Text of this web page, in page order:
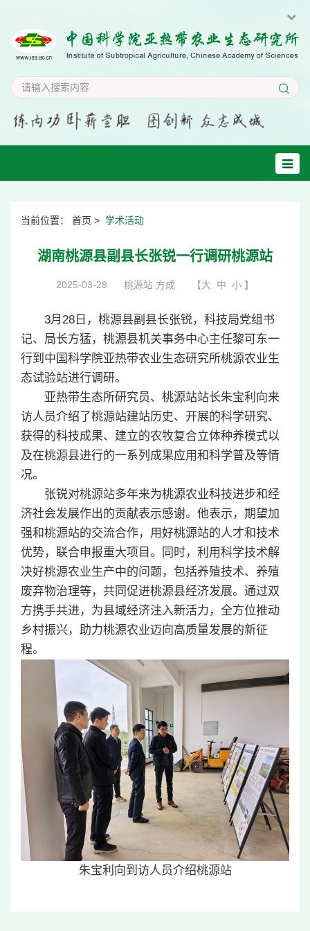
当前位置： 首页 > 学术活动
湖南桃源县副县长张锐一行调研桃源站
2025-03-28 桃源站 方成 【大 中 小 】
3月28日，桃源县副县长张锐，科技局党组书
记、局长方猛，桃源县机关事务中心主任黎可东一
行到中国科学院亚热带农业生态研究所桃源农业生
态试验站进行调研。
亚热带生态所研究员、桃源站站长朱宝利向来
访人员介绍了桃源站建站历史、开展的科学研究、
获得的科技成果、建立的农牧复合立体种养模式以
及在桃源县进行的一系列成果应用和科学普及等情
况。
张锐对桃源站多年来为桃源农业科技进步和经
济社会发展作出的贡献表示感谢。他表示，期望加
强和桃源站的交流合作，用好桃源站的人才和技术
优势，联合申报重大项目。同时，利用科学技术解
决好桃源农业生产中的问题，包括养殖技术、养殖
废弃物治理等，共同促进桃源县经济发展。通过双
方携手共进，为县域经济注入新活力，全方位推动
乡村振兴，助力桃源农业迈向高质量发展的新征
程。
朱宝利向到访人员介绍桃源站